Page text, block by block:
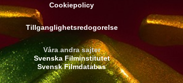
Cookiepolicy
Tillganglighetsredogorelse
Våra andra sajter
Svenska Filminstitutet
Svensk Filmdatabas